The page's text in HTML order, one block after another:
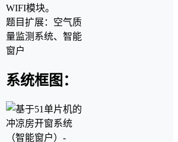
WIFI模块。
题目扩展：空气质
量监测系统、智能
窗户
系统框图：